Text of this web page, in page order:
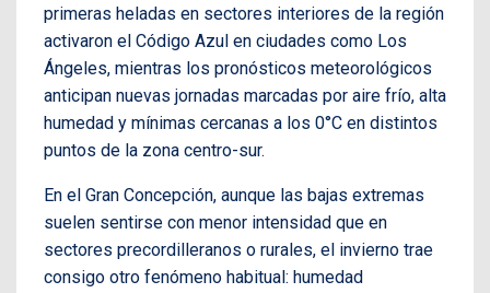
primeras heladas en sectores interiores de la región
activaron el Código Azul en ciudades como Los
Ángeles, mientras los pronósticos meteorológicos
anticipan nuevas jornadas marcadas por aire frío, alta
humedad y mínimas cercanas a los 0°C en distintos
puntos de la zona centro-sur.
En el Gran Concepción, aunque las bajas extremas
suelen sentirse con menor intensidad que en
sectores precordilleranos o rurales, el invierno trae
consigo otro fenómeno habitual: humedad